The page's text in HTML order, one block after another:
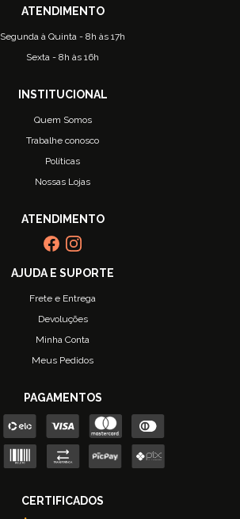
Segunda à Quinta - 8h às 17h
Sexta - 8h às 16h
Quem Somos
Trabalhe conosco
Políticas
Nossas Lojas
Frete e Entrega
Devoluções
Minha Conta
Meus Pedidos